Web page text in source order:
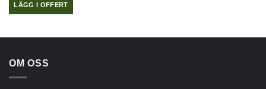
LÄGG I OFFERT
OM OSS